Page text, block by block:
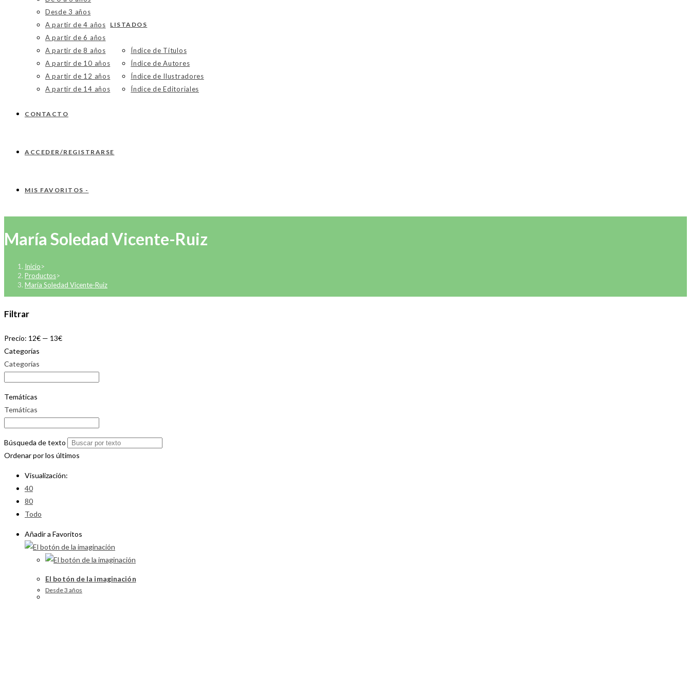
Desde 3 años
A partir de 4 años
A partir de 6 años
A partir de 8 años
A partir de 10 años
A partir de 12 años
A partir de 14 años
LISTADOS
Índice de Títulos
Índice de Autores
Índice de Ilustradores
Índice de Editoriales
CONTACTO
ACCEDER/REGISTRARSE
MIS FAVORITOS -
María Soledad Vicente-Ruiz
Inicio>
Productos>
María Soledad Vicente-Ruiz
Filtrar
Precio: 12€ — 13€
Categorías
Categorías
Temáticas
Temáticas
Búsqueda de texto
Ordenar por los últimos
Visualización:
40
80
Todo
Añadir a Favoritos
El botón de la imaginación
Desde 3 años